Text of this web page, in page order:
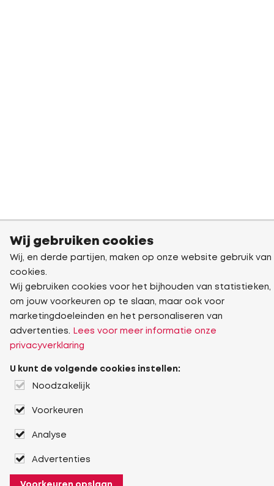
Wij gebruiken cookies
Wij, en derde partijen, maken op onze website gebruik van
cookies.
Wij gebruiken cookies voor het bijhouden van statistieken,
om jouw voorkeuren op te slaan, maar ook voor
marketingdoeleinden en het personaliseren van
advertenties.
Lees voor meer informatie onze
privacyverklaring
U kunt de volgende cookies instellen:
Noodzakelijk
Voorkeuren
Analyse
Advertenties